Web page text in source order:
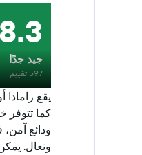
كما تتوفر
ودائع
ونعال.
8.3
جيد جدًا
597 تقييم